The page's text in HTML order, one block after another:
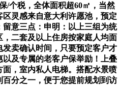
/个税，全体面积超60㎡，当然
灵感来自意大利许愿池，预定
意三点：申明：以上三组为统
二套及以上住房按家庭人均面
卖确认时间，只要预定客户才
及专属的老客户保举励！上叠
，室内私人电梯。搭配水景喷
分之一，便于您提前规划到访